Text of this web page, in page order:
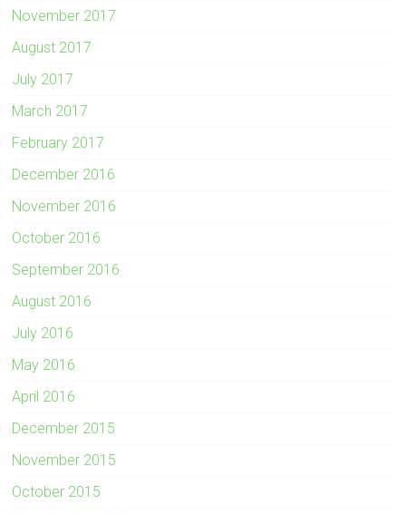
November 2017
August 2017
July 2017
March 2017
February 2017
December 2016
November 2016
October 2016
September 2016
August 2016
July 2016
May 2016
April 2016
December 2015
November 2015
October 2015